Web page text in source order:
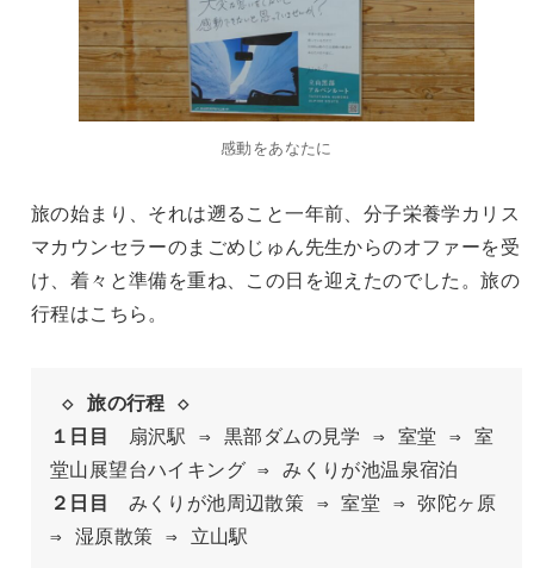
感動をあなたに
旅の始まり、それは遡ること一年前、分子栄養学カリス
マカウンセラーのまごめじゅん先生からのオファーを受
け、着々と準備を重ね、この日を迎えたのでした。旅の
行程はこちら。
◇ 旅の行程 ◇
１日目
扇沢駅 ⇒ 黒部ダムの見学 ⇒ 室堂 ⇒ 室
堂山展望台ハイキング ⇒ みくりが池温泉宿泊
２日目
みくりが池周辺散策 ⇒ 室堂 ⇒ 弥陀ヶ原
⇒ 湿原散策 ⇒ 立山駅